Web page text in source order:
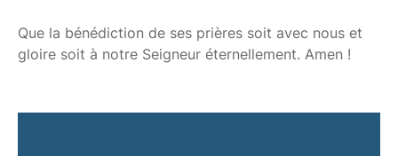
Que la bénédiction de ses prières soit avec nous et
gloire soit à notre Seigneur éternellement. Amen !